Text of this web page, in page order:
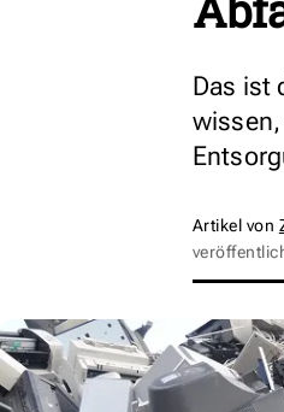
Das ist
Artikel von